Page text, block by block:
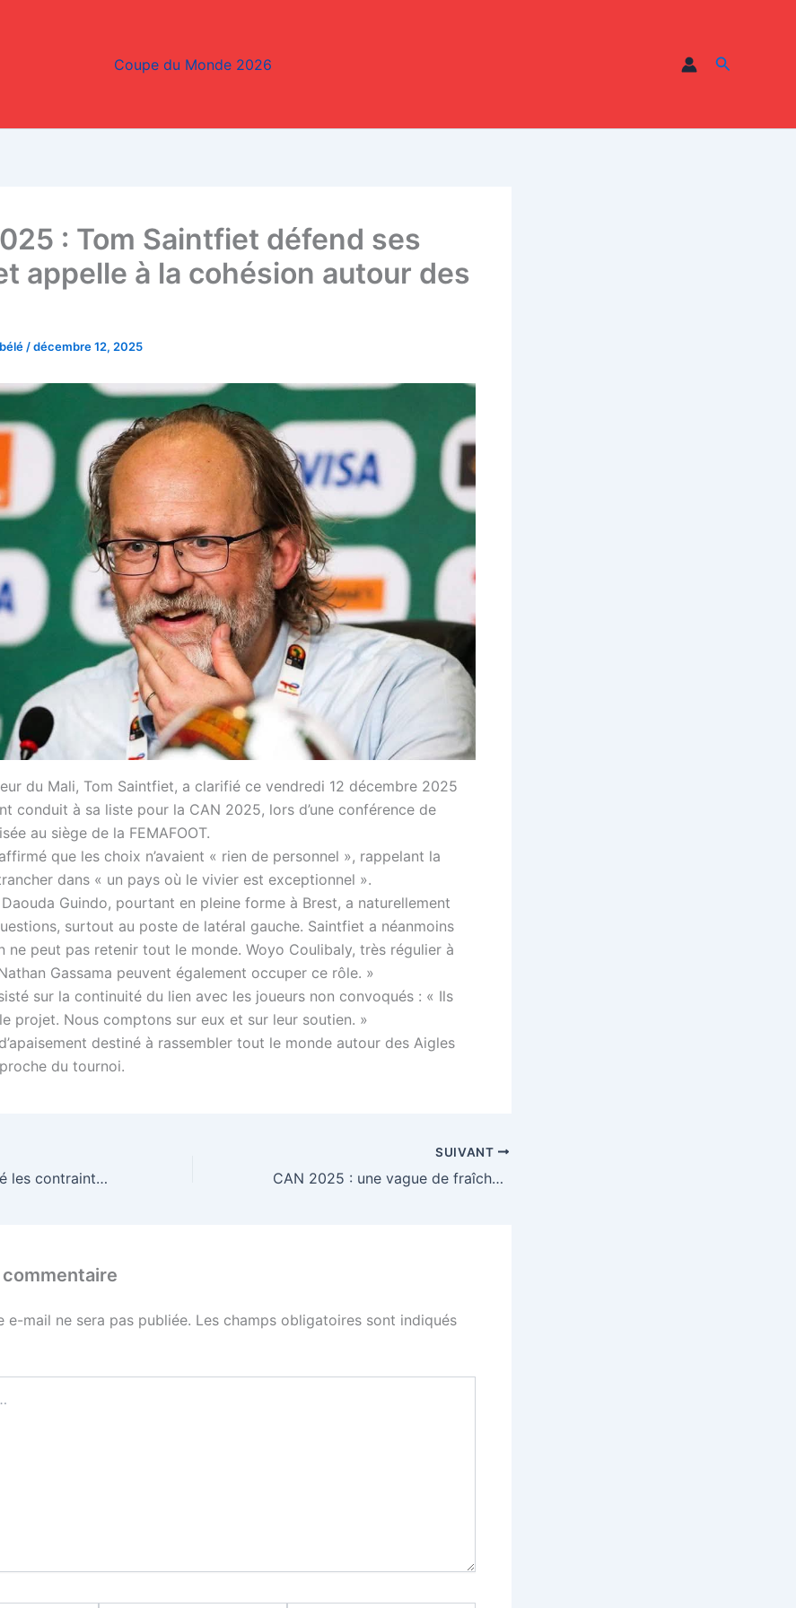
Coupe du Monde 2026
: Tom Saintfiet défend ses
appelle à la cohésion autour des
/décembre 12, 2025
du Mali, Tom Saintfiet, a clarifié ce vendredi 12 décembre 2025
conduit à sa liste pour la CAN 2025, lors d’une conférence de
au siège de la FEMAFOOT.
que les choix n’avaient « rien de personnel », rappelant la
dans « un pays où le vivier est exceptionnel ».
Daouda Guindo, pourtant en pleine forme à Brest, a naturellement
surtout au poste de latéral gauche. Saintfiet a néanmoins
ne peut pas retenir tout le monde. Woyo Coulibaly, très régulier à
Gassama peuvent également occuper ce rôle. »
sur la continuité du lien avec les joueurs non convoqués : « Ils
projet. Nous comptons sur eux et sur leur soutien. »
destiné à rassembler tout le monde autour des Aigles
du tournoi.
CAN 2025 : Malgré les contraintes de la FIFA, Tom Saintfiet maintient l’ambition d’une grande performance
SUIVANT
CAN 2025 : une vague de fraîcheur avec onze rookies chez les Aigles
e-mail ne sera pas publiée. Les champs obligatoires sont indiqués